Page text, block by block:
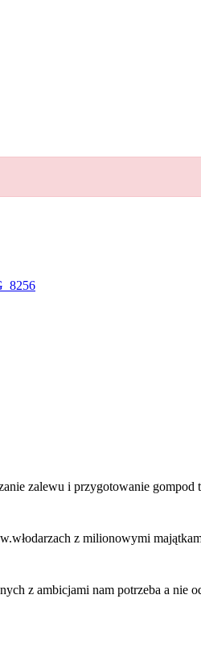
zalewu i przygotowanie
z milionowymi
z ambicjami nam potrzeba a nie